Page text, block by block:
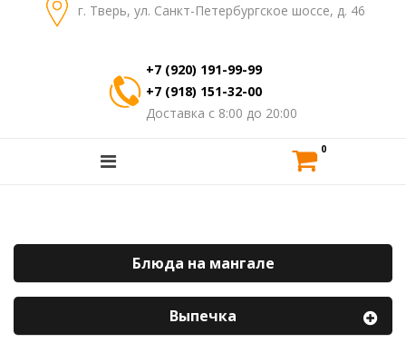
г. Тверь, ул. Санкт-Петербургское шоссе, д. 46
+7 (920) 191-99-99
+7 (918) 151-32-00
Доставка с 8:00 до 20:00
0
Блюда на мангале
Выпечка